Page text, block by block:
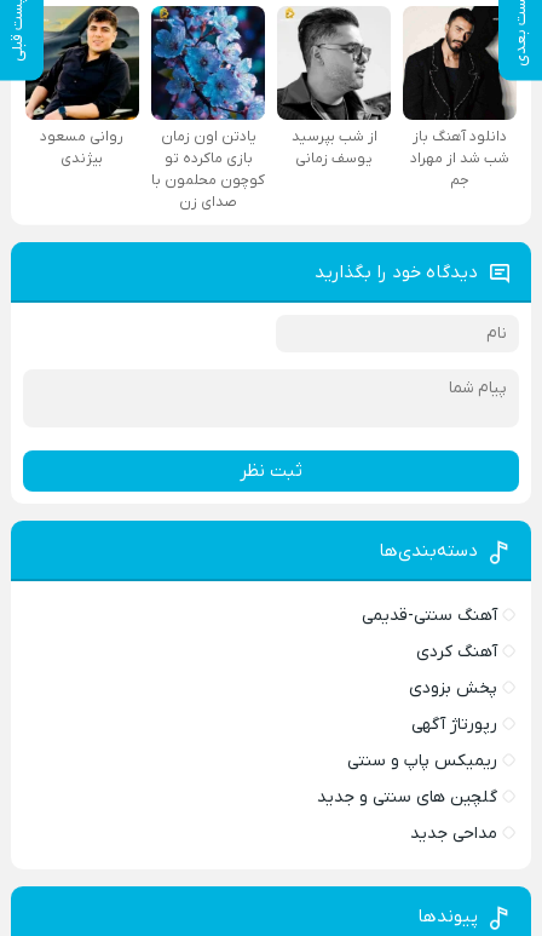
پست بعدی پست قبلی
دانلود آهنگ باز
شب شد از مهراد
جم
از شب بپرسید
یوسف زمانی
یادتن اون زمان
بازی ماکرده تو
کوچون محلمون با
صدای زن
روانی مسعود
بیژندی
دیدگاه خود را بگذارید
ثبت نظر
دسته‌بندی‌ها
آهنگ سنتی-قدیمی
آهنگ کردی
پخش بزودی
رپورتاژ آگهی
ریمیکس پاپ و سنتی
گلچین های سنتی و جدید
مداحی جدید
پیوندها